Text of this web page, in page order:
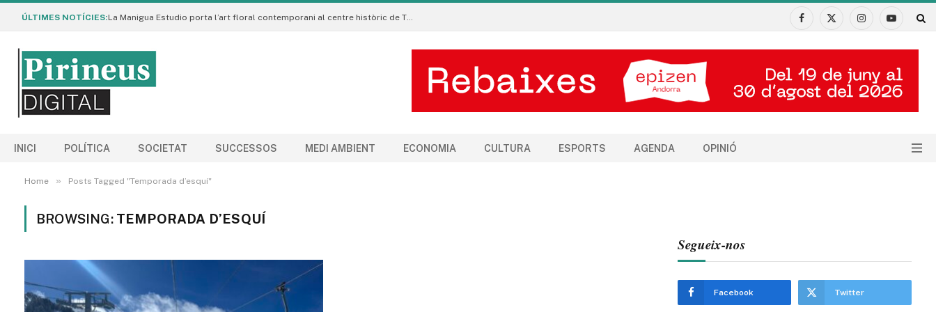
ÚLTIMES NOTÍCIES: La Manigua Estudio porta l’art floral contemporani al centre històric de Tremp
Facebook
X
InstagramYouTube
INICI POLÍTICA SOCIETAT SUCCESSOS MEDI AMBIENT ECONOMIA CULTURA ESPORTS AGENDA OPINIÓ
Home » Posts Tagged "Temporada d’esquí"
BROWSING: TEMPORADA D’ESQUÍ
Segueix-nos
Facebook Twitter